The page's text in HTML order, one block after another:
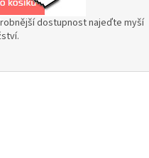
dostupnost najeďte myší